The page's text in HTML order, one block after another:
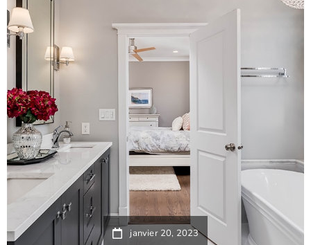
janvier 20, 2023